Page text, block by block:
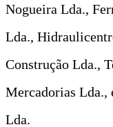
Nogueira Lda.,
Lda.,
Construção Lda.,
Mercadorias Lda.,
Lda.